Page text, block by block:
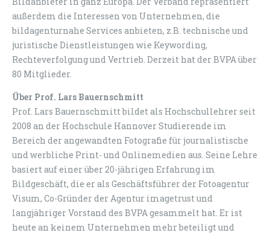
außerdem die Interessen von Unternehmen, die
bildagenturnahe Services anbieten, z.B. technische und
juristische Dienstleistungen wie Keywording,
Rechteverfolgung und Vertrieb. Derzeit hat der BVPA über
80 Mitglieder.
Über Prof. Lars Bauernschmitt
Prof. Lars Bauernschmitt bildet als Hochschullehrer seit
2008 an der Hochschule Hannover Studierende im
Bereich der angewandten Fotografie für journalistische
und werbliche Print- und Onlinemedien aus. Seine Lehre
basiert auf einer über 20-jährigen Erfahrung im
Bildgeschäft, die er als Geschäftsführer der Fotoagentur
Visum, Co-Gründer der Agentur imagetrust und
langjähriger Vorstand des BVPA gesammelt hat. Er ist
heute an keinem Unternehmen mehr beteiligt und